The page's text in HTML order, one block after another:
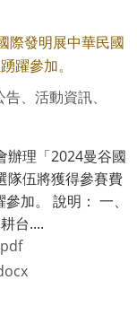
際發明展中華民國
躍參加。
、活動資訊、
理「2024曼谷國
隊伍將獲得參賽費
加。 說明： 一、
台....